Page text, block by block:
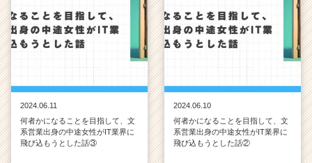
2024.06.11
何者かになることを目指して、文
系営業出身の中途女性がIT業界に
飛び込もうとした話③
2024.06.10
何者かになることを目指して、文
系営業出身の中途女性がIT業界に
飛び込もうとした話②